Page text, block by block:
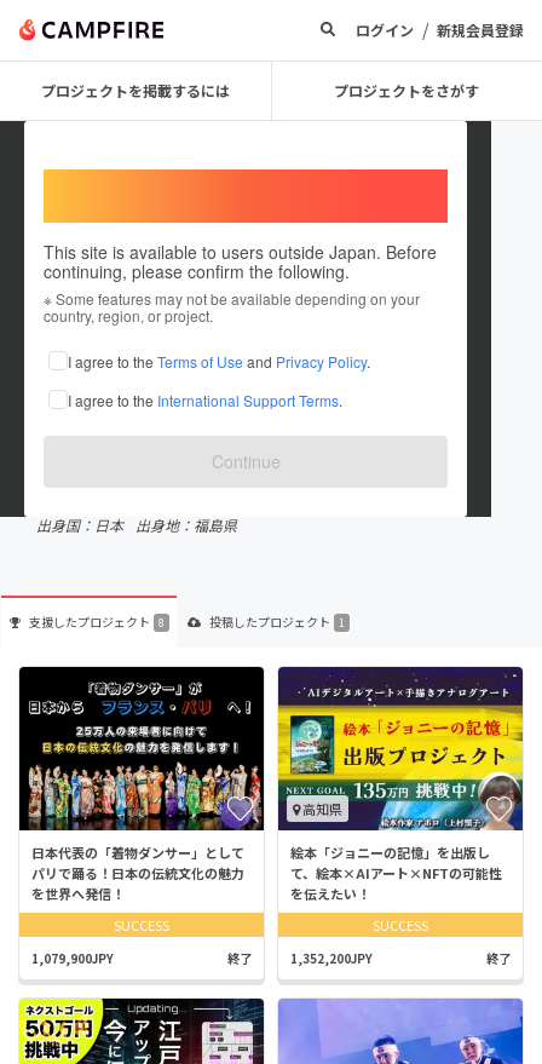
ログイン / 新規会員登録
プロジェクトを掲載するには プロジェクトをさがす
This site is available to users outside Japan. Before
continuing, please confirm the following.
※ Some features may not be available depending on your
country, region, or project.
I agree to the Terms of Use and Privacy Policy.
I agree to the International Support Terms.
Continue
Leo_Kagura
これまでに8回支援して1件のプロジェクトを投稿しています
CAMPFIREクラウドファンディングアワード受賞履歴
出身国：日本
出身地：福島県
支援したプロジェクト 8 投稿したプロジェクト 1
日本代表の「着物ダンサー」として
パリで踊る！日本の伝統文化の魅力
を世界へ発信！
SUCCESS
1,079,900JPY 終了
高知県
絵本「ジョニーの記憶」を出版し
て、絵本×AIアート×NFTの可能性
を伝えたい！
SUCCESS
1,352,200JPY 終了